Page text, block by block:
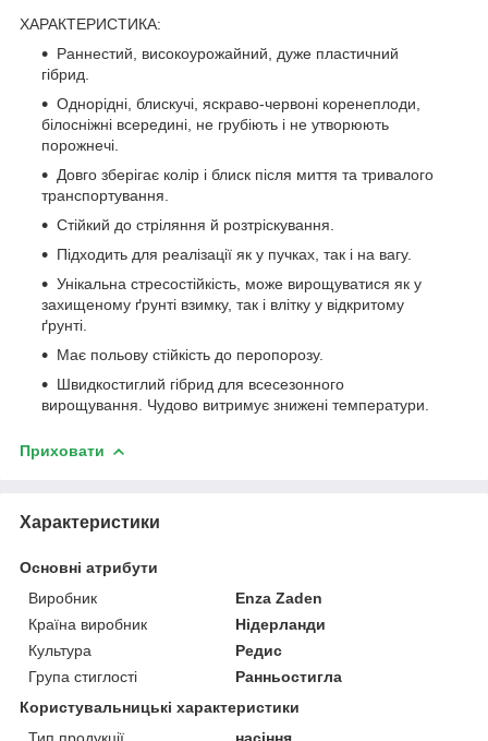
ХАРАКТЕРИСТИКА:
Раннестий, високоурожайний, дуже пластичний
гібрид.
Однорідні, блискучі, яскраво-червоні коренеплоди,
білосніжні всередині, не грубіють і не утворюють
порожнечі.
Довго зберігає колір і блиск після миття та тривалого
транспортування.
Стійкий до стріляння й розтріскування.
Підходить для реалізації як у пучках, так і на вагу.
Унікальна стресостійкість, може вирощуватися як у
захищеному ґрунті взимку, так і влітку у відкритому
ґрунті.
Має польову стійкість до перопорозу.
Швидкостиглий гібрид для всесезонного
вирощування. Чудово витримує знижені температури.
Приховати
Характеристики
Основні атрибути
Виробник
Enza Zaden
Країна виробник
Нідерланди
Культура
Редис
Група стиглості
Ранньостигла
Користувальницькі характеристики
Тип продукції
насіння